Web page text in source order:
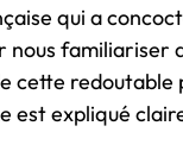
qui a
nous familiariser
cette redoutable
est expliqué